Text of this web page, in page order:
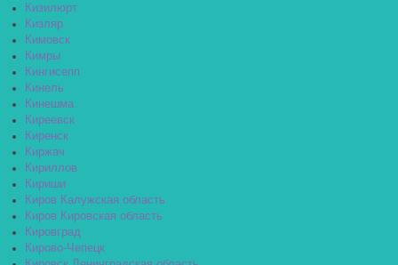
Кизилюрт
Кизляр
Кимовск
Кимры
Кингисепп
Кинель
Кинешма
Киреевск
Киренск
Киржач
Кириллов
Кириши
Киров Калужская область
Киров Кировская область
Кировград
Кирово-Чепецк